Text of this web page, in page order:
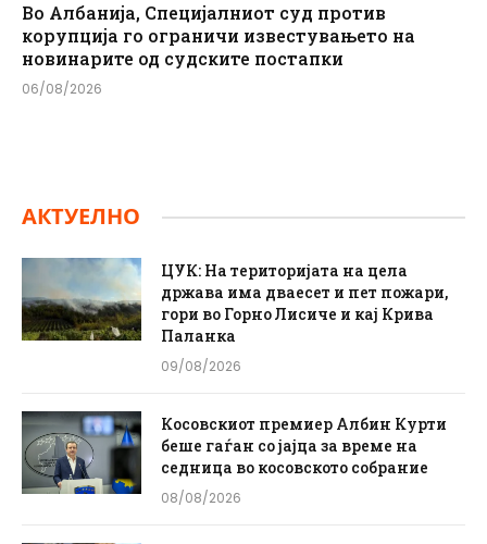
Во Албанија, Специјалниот суд против
корупција го ограничи известувањето на
новинарите од судските постапки
06/08/2026
АКТУЕЛНО
ЦУК: На територијата на цела
држава има дваесет и пет пожари,
гори во Горно Лисиче и кај Крива
Паланка
09/08/2026
Косовскиот премиер Албин Курти
беше гаѓан со јајца за време на
седница во косовското собрание
08/08/2026